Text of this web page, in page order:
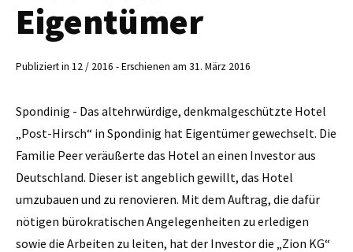
Eigentümer
Publiziert in 12 / 2016 - Erschienen am 31. März 2016
Spondinig - Das altehrwürdige, denkmalgeschützte Hotel
„Post-Hirsch“ in Spondinig hat Eigentümer gewechselt. Die
Familie Peer veräußerte das Hotel an einen Investor aus
Deutschland. Dieser ist angeblich gewillt, das Hotel
umzubauen und zu renovieren. Mit dem Auftrag, die dafür
nötigen bürokratischen Angelegenheiten zu erledigen
sowie die Arbeiten zu leiten, hat der Investor die „Zion KG“